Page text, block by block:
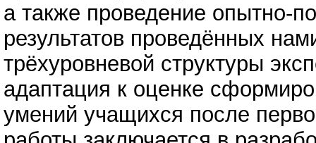
а также проведение опытно-
результатов проведённых
трёхуровневой структуры
адаптация к оценке
умений учащихся после